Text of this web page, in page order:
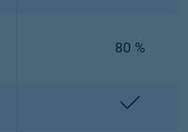
80 %